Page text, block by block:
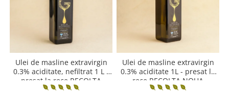
Ulei de masline extravirgin
0.3% aciditate, nefiltrat 1 L -
presat la rece RECOLTA
NOUA
Ulei de masline extravirgin
0.3% aciditate 1L - presat la
rece RECOLTA NOUA